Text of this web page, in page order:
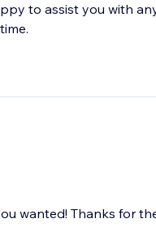
to assist you with
wanted! Thanks for